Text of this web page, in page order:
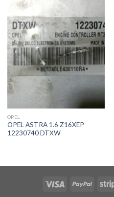
İstek
Listeme
Ekle
OPEL
OPEL ASTRA 1.6 Z16XEP
12230740 DTXW